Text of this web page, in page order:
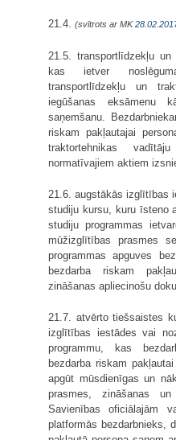
21.4. (svītrots ar MK
21.5. transportlīdzekļu
kas ietver
transportlīdzekļu un
iegūšanas eksāmenu
saņemšanu.
riskam pakļautajai
traktortehnikas
normatīvajiem aktiem
21.6. augstākās izglītības
studiju kursu, kuru īsteno
studiju programmas
mūžizglītības prasmes
programmas apguves
bezdarba riskam
zināšanas apliecinošu
21.7. atvērto tiešsaistes
izglītības iestādes vai
programmu, kas
bezdarba riskam
apgūt mūsdienīgas un
prasmes, zināšanas
Savienības oficiālajām
platformās bezdarbnieks,